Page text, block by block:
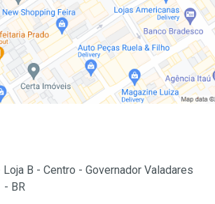
Loja B - Centro - Governador Valadares
- BR